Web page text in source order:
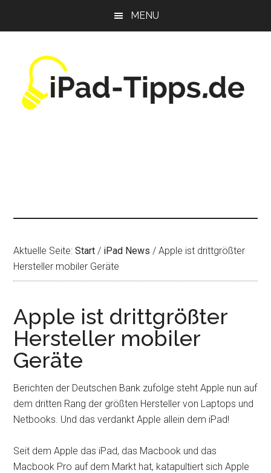
MENU
Aktuelle Seite:Start / iPad News / Apple ist drittgrößter
Hersteller mobiler Geräte
Apple ist drittgrößter
Hersteller mobiler
Geräte
Berichten der Deutschen Bank zufolge steht Apple nun auf
dem dritten Rang der größten Hersteller von Laptops und
Netbooks. Und das verdankt Apple allein dem iPad!
Seit dem Apple das iPad, das Macbook und das
Macbook Pro auf dem Markt hat, katapultiert sich Apple